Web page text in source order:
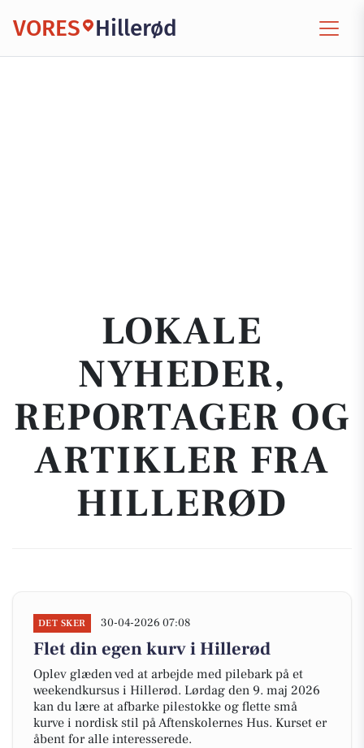
VORES Hillerød
LOKALE
NYHEDER,
REPORTAGER OG
ARTIKLER FRA
HILLERØD
DET SKER 30-04-2026 07:08
Flet din egen kurv i Hillerød
Oplev glæden ved at arbejde med pilebark på et
weekendkursus i Hillerød. Lørdag den 9. maj 2026
kan du lære at afbarke pilestokke og flette små
kurve i nordisk stil på Aftenskolernes Hus. Kurset er
åbent for alle interesserede.